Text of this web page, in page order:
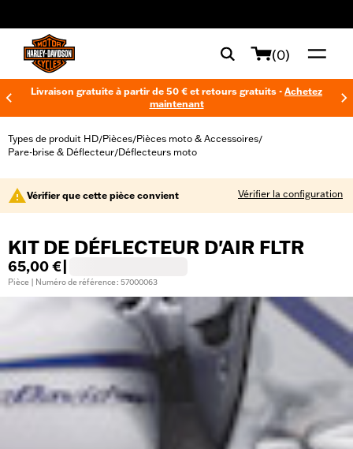
(0)
Livraison gratuite à partir de 50 € et retours gratuits - Achetez
maintenant
Types de produit HD/Pièces/Pièces moto & Accessoires/
Pare-brise & Déflecteur/Déflecteurs moto
Vérifier que cette pièce convient Vérifier la configuration
KIT DE DÉFLECTEUR D'AIR FLTR
65,00 €
Pièce | Numéro de référence : 57000063